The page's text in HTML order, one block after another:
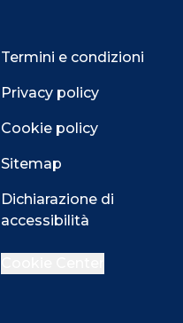
Termini e condizioni
Privacy policy
Cookie policy
Sitemap
Dichiarazione di
accessibilità